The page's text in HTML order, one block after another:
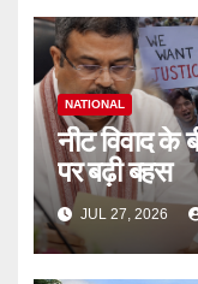
NATIONAL
नीट विवाद के
पर बढ़ी बहस
JUL 27, 2026